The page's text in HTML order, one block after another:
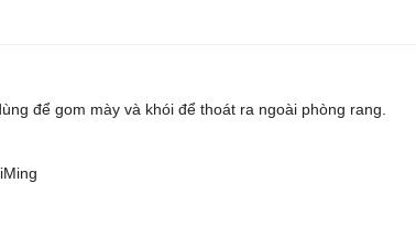
để gom mày và khói để thoát ra ngoài phòng rang.